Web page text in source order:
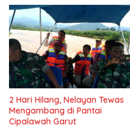
2 Hari Hilang, Nelayan Tewas
Mengambang di Pantai
Cipalawah Garut